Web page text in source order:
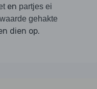
en partjes ei
gehakte
dien op.